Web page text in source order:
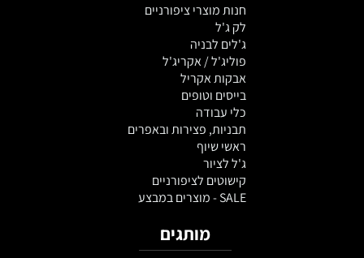
חנות מוצרי ציפורניים
לק ג'ל
ג'לים לבניה
פוליג'ל / אקריג'ל
אבקות אקריל
בייסים וטופים
כלי עבודה
תבניות, פצירות ובאפרים
ראשי שיוף
ג'ל לציור
קישוטים לציפורניים
SALE - מוצרים במבצע
מותגים